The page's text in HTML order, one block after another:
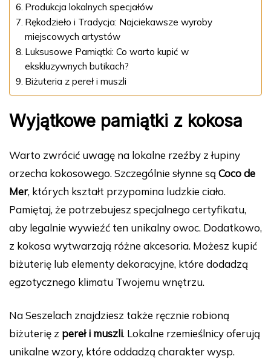
Produkcja lokalnych specjałów
Rękodzieło i Tradycja: Najciekawsze wyroby
miejscowych artystów
Luksusowe Pamiątki: Co warto kupić w
ekskluzywnych butikach?
Biżuteria z pereł i muszli
Wyjątkowe pamiątki z kokosa
Warto zwrócić uwagę na lokalne rzeźby z łupiny
orzecha kokosowego. Szczególnie słynne są Coco de
Mer, których kształt przypomina ludzkie ciało.
Pamiętaj, że potrzebujesz specjalnego certyfikatu,
aby legalnie wywieźć ten unikalny owoc. Dodatkowo,
z kokosa wytwarzają różne akcesoria. Możesz kupić
biżuterię lub elementy dekoracyjne, które dodadzą
egzotycznego klimatu Twojemu wnętrzu.
Na Seszelach znajdziesz także ręcznie robioną
biżuterię z pereł i muszli. Lokalne rzemieślnicy oferują
unikalne wzory, które oddadzą charakter wysp.